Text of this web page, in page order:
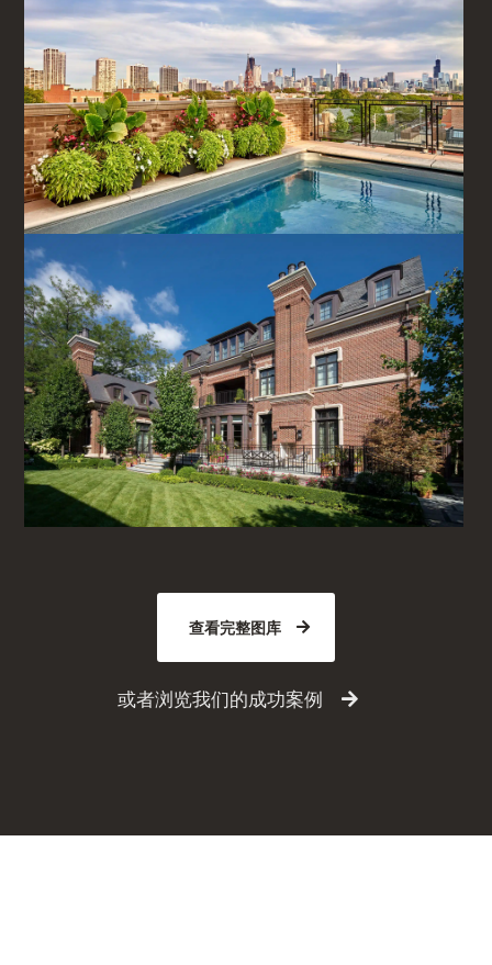
查看完整图库
或者浏览我们的成功案例